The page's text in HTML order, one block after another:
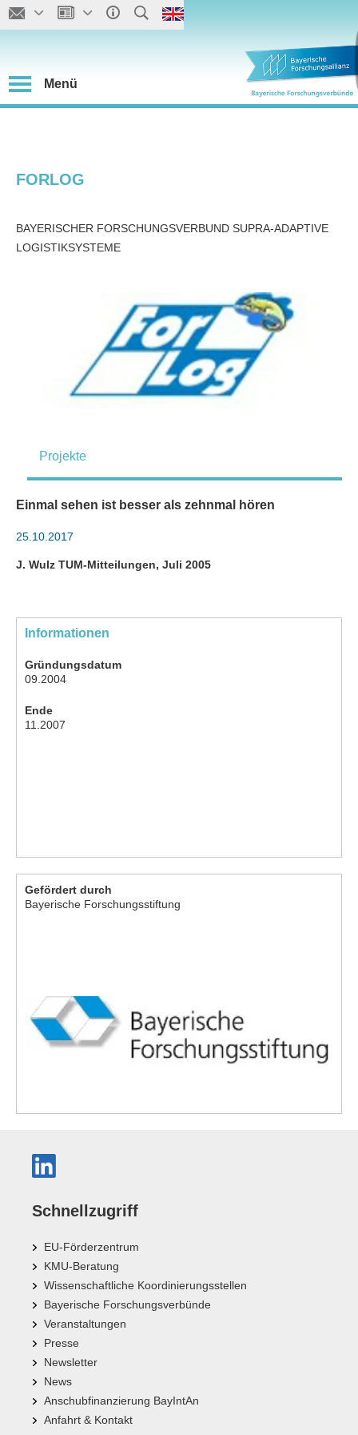
Menü
FORLOG
BAYERISCHER FORSCHUNGSVERBUND SUPRA-ADAPTIVE
LOGISTIKSYSTEME
Projekte
Einmal sehen ist besser als zehnmal hören
25.10.2017
J. Wulz TUM-Mitteilungen, Juli 2005
Informationen
Gründungsdatum
09.2004
Ende
11.2007
Gefördert durch
Bayerische Forschungsstiftung
Schnellzugriff
EU-Förderzentrum
KMU-Beratung
Wissenschaftliche Koordinierungsstellen
Bayerische Forschungsverbünde
Veranstaltungen
Presse
Newsletter
News
Anschubfinanzierung BayIntAn
Anfahrt & Kontakt